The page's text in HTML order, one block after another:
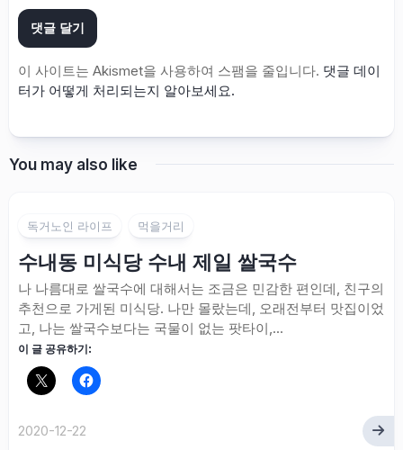
이 사이트는 Akismet을 사용하여 스팸을 줄입니다. 댓글 데이
터가 어떻게 처리되는지 알아보세요.
You may also like
독거노인 라이프 먹을거리
수내동 미식당 수내 제일 쌀국수
나 나름대로 쌀국수에 대해서는 조금은 민감한 편인데, 친구의
추천으로 가게된 미식당. 나만 몰랐는데, 오래전부터 맛집이었
고, 나는 쌀국수보다는 국물이 없는 팟타이,...
이 글 공유하기:
2020-12-22